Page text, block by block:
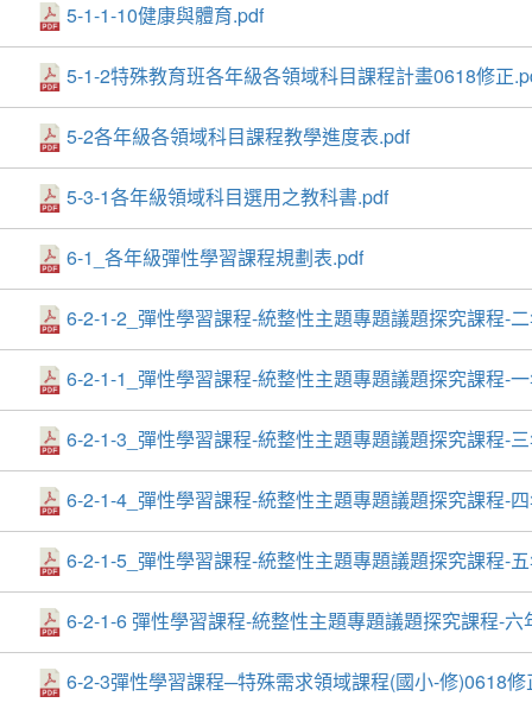
5-1-1-10健康與體育.pdf
5-1-2特殊教育班各年級各領域科目課程計畫0618修正
5-2各年級各領域科目課程教學進度表.pdf
5-3-1各年級領域科目選用之教科書.pdf
6-1_各年級彈性學習課程規劃表.pdf
6-2-1-2_彈性學習課程-統整性主題專題議題探究課程-
6-2-1-1_彈性學習課程-統整性主題專題議題探究課程-
6-2-1-3_彈性學習課程-統整性主題專題議題探究課程-
6-2-1-4_彈性學習課程-統整性主題專題議題探究課程-
6-2-1-5_彈性學習課程-統整性主題專題議題探究課程-
6-2-1-6 彈性學習課程-統整性主題專題議題探究課程-六
6-2-3彈性學習課程─特殊需求領域課程(國小-修)0618修